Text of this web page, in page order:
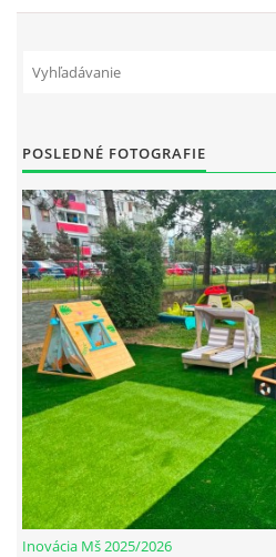
POSLEDNÉ FOTOGRAFIE
Inovácia Mš 2025/2026